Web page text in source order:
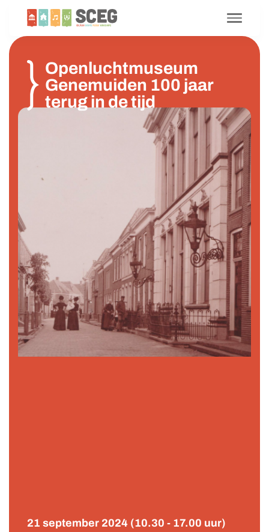
Openluchtmuseum
Genemuiden 100 jaar
terug in de tijd
21 september 2024 (10.30 - 17.00 uur)